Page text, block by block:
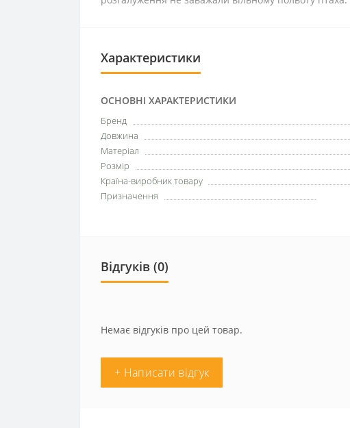
Характеристики
ОСНОВНІ ХАРАКТЕРИСТИКИ
Бренд
Довжина
Матеріал
Розмір
Країна-виробник товару
Призначення
Відгуків (0)
Немає відгуків про цей товар.
+ Написати відгук